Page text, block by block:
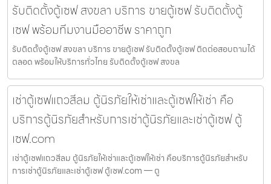
รับติดตั้งตู้เซฟ สงขลา บริการ ขายตู้เซฟ รับติดตั้งตู้
เซฟ พร้อมทีมงานมืออาชีพ ราคาถูก
รับติดตั้งตู้เซฟ สงขลา บริการ ขายตู้เซฟ รับติดตั้งตู้เซฟ ติดต่อสอบถามได้
ตลอด พร้อมให้บริการทั่วไทย รับติดตั้งตู้เซฟ สงขล
เช่าตู้เซฟแถวสีลม ตู้นิรภัยให้เช่าและตู้เซฟให้เช่า คือ
บริการตู้นิรภัยสำหรับการเช่าตู้นิรภัยและเช่าตู้เซฟ ตู้
เซฟ.com
เช่าตู้เซฟแถวสีลม ตู้นิรภัยให้เช่าและตู้เซฟให้เช่า คือบริการตู้นิรภัยสำหรับ
การเช่าตู้นิรภัยและเช่าตู้เซฟ ตู้เซฟ.com — ตู